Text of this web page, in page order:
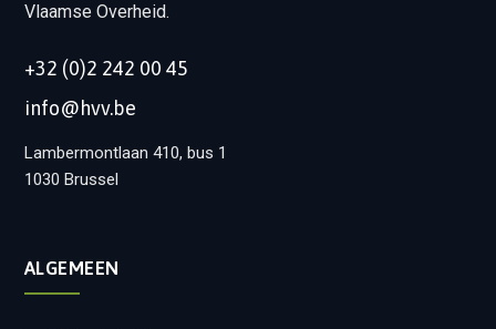
Vlaamse Overheid.
+32 (0)2 242 00 45
info@hvv.be
Lambermontlaan 410, bus 1
1030 Brussel
ALGEMEEN